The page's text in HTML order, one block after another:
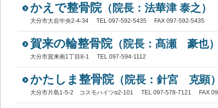
かえで整骨院（院長：法華津 泰之）
大分市大在中央2-4-34 TEL 097-592-5435 FAX 097-592-5435
賀来の輪整骨院（院長：髙瀬 豪也
大分市賀来南1丁目8-1 TEL 097-594-1112
かたしま整骨院（院長：針宮 克顕
大分市片島1-5-2 コスモハイツα2-101 TEL 097-578-7121 FAX